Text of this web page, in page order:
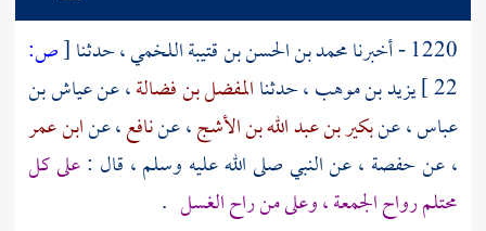
1220 - أخبرنا محمد بن الحسن بن قتيبة اللخمي ،حدثنا[ص:
22 ] يزيد بن موهب، حدثناالمفضل بن فضالة، عنعياش بن
عباس، عنبكير بن عبد الله بن الأشج، عننافع، عنابن عمر
، عنحفصة ، عن النبي صلى الله عليه وسلم ، قال :على كل
محتلم رواح الجمعة ، وعلى من راح الغسل .